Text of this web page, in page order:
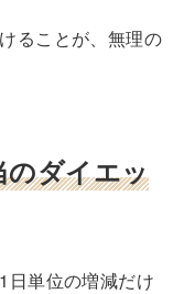
ることが、無理の
のダイエッ
日単位の増減だけ